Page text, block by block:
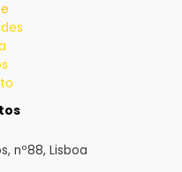
nº88, Lisboa